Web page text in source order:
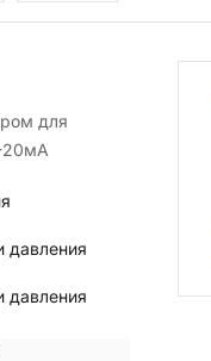
для
20мА
давления
давления